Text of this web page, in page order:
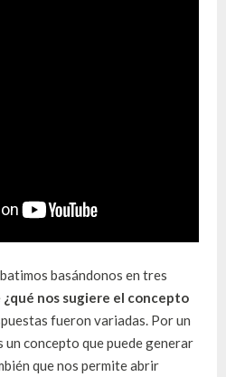
basándonos en tres
¿qué nos sugiere el concepto
fueron variadas. Por un
un concepto que puede generar
que nos permite abrir